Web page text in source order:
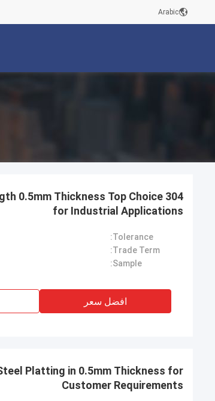
Arabic
0.5mm Thickness Top Choice
for Industrial Applications
Tolerance:
Trade Term:
Sample:
افضل سعر
Platting in 0.5mm Thickness for
Customer Requirements